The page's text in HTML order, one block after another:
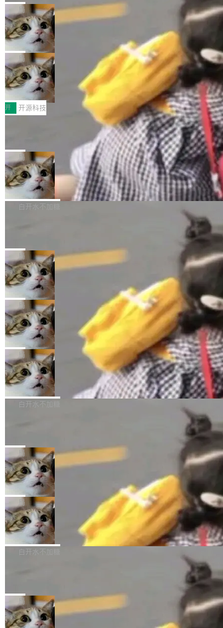
库之一。你的操作系统、浏览器、无数的基础设
施软件，很可能都在用它。而过去十年，维护它
的人一直在用业余...
gi?id=2019042">Bug&nbsp;2019042</a>）</l
i> <li>现在，助手可以直接使用 Exa 的网络搜索
结果回答问题，而无需将问题转交给搜索引擎。
（<a href="https://bugzilla.mozilla.org/show_
bug.cgi?id=204...
的 npm 包。项目的核心论点是：容器不适合 Ag
ent 计算。真正适合的，是 Isolate。 Cloudflare
工程师在这件事上没什么可谦虚的——他们用 W
orkers 跑了十年 Isolate。用 CEO Matthew Pri
nce 的话说：「我们一生都在用 Isolate 运行代
码，而 AI Agent 不需要容器，它们需要的是 Iso
late。」 容器为什么不合适 容器的问题在于启动
和销毁都太重了。一个 Agent 要执行的任务可能
只需要几毫秒的 CPU 时间，但容器从冷启动到
就绪要花数秒。如果未来有十...
局
OpenAI 公开邮件和聊天记录回应苹果
诉讼，称“Apple is getting this wron
g”
上个月，苹果一纸诉状把 OpenAI 告上法庭，指
控其挖角苹果前员工并窃取商业秘密。苹果的诉
状把 OpenAI 描述成一个系统性地从前东家挖
人、套取机密信息的对手。 OpenAI 没发律师
函，也没选择庭外沉默。它在官网贴了一篇博
文，标题只有六个字：Apple is getting this wro
ng。 然后，它把邮件往来和 iMessage 聊天记
录全贴了出来。 他发错人了 苹果外部律师 Gabr
iel Gross 来自 Weil 律所，2 月 23 日下午 5:53
给 OpenAI 总法律顾问 Che Chang 发了封邮
件，附了一封长信，要求 OpenAI 配合调查前苹
果员工带走机密信...
局
HUAWEI MatePad Edge上架WorkBu
ddy鸿蒙PC版，说话就能干活的AI办公
搭子
全能AI工作台WorkBuddy鸿蒙PC版上架HUAWE
I MatePad Edge应用市场，直接下载即可使
用，与鸿蒙电脑上的体验一致。值得一提的是，
这是目前市面上唯一支持平板接入WorkBuddy P
C版的产品，搭载“人机双写”重磅功能——你写
你的，AI写AI的，同屏协作互不干扰。一句话让
AI帮你干活，现在开启全新体验！ 温馨提示：
体验WorkBuddy鸿蒙PC版前，请将 HUAWEI M
atePad Edge 升级至 HarmonyOS 6.1.0.135S
P9 patch03及以上版本。 *升级路径：设置 > 搜
开 开源科技
FFmpeg 9.0 发布：代号“Lei”，以此纪
全球知名开源多媒体框架 FFmpeg 今天正式发
布了 9.0 版本。这个版本除了带来新一代音视频
处理能力和硬件加速支持之外，还有一个特殊之
处：FFmpeg 9.0 的代号是“Lei”。 这个名字，
来自中国开发者雷霄骅（Lei Xiaohua）。 对于
很多中国音视频开发者而言，这个名字并不陌
“启蒙老师”。 而今年，恰好是雷霄骅离世十周
年。FFmpeg 社区最终选择用一个大版本的名
字，留下了这份纪念。 雷霄骅曾是中国传媒大学
数字电视技术方向的博士生，长期从事视频、音
频技...
局
亚马逊成本失控：AI 写代码烧掉 1215
万元，超预算 860%
外媒近日曝光了亚马逊的多份内部报告显示，AI
导致公司在多个项目上超支。《金融时报》报道
编写程序，目标是完成电商平台作者信息与商品
列表的数据匹配 —— 一项常规的数据处理任
务，最终却产生了 180 万美元的账单，实际支出
超出原定预算 860%。 更令人意外的是，该项目
最终并未成功落地，而高额算力消耗持续运行长
达 5 个月，公司直到财务对账时才察觉异常。这
意味着一个无人看管的 AI 程序，在近半年时间
里日夜不停地"烧钱"。 复盘显示，...
白开水不加糖
e CEO Clément Delangue 在 CNBC 的采访里
没有拐弯抹角。他说中国正在赢得 AI 竞赛，而
且按目前的速度，中国 AI 工具预计在今年底或
2027 年就能追上美国前沿实验室的水平。 Dela
ngue 把原因归结为一件事：开放协作。中国的
AI 开发者在一个共享和协作的生态里加速迭代，
而美国模型厂商在"闭门造车"。他的原话是 "buil
ding in silos"——各自为战，互不通气。 这个判
断从他嘴里说出来分量不同。Hugging Face 是
全球最大的开源 AI 平台，上面跑着上百万个模
型。谁在开源赛道上领先，...
局
当 AI agent 把源码变成了最好的扩展系
统，开发者工具必须开源
五年前，David Crawshaw 问过很多软件工程师
一个问题：你写过什么给自己用的程序？答案几
乎都是没有。工程师们整天用别人写的程序写程
序给别人用。偶尔有人自己写个博客系统、智能
家居控制、家庭实验室，都算稀奇事。 Crawsh
aw 是 Shelley 的作者，一个开源 AI coding age
nt。他最近在博客上写了一篇文章，核心论点很
简单：开发者工具必须开源。 理由不是传统的自
由软件情怀，而是一个跟 AI agent 直接相关的
技术判断。 两行 prompt 就能个性化任何软件 C
局
DeepSeek Harness 宣布内测邀请，全
网最大规模开源 Agent 路演现场诞生
一条内测招募帖，发出去的时候大概没人想到它
会变成一场开源 Agent 生态的路演。 8月1日，
DeepSeek Harness 团队负责人崔添翼（tiany
i）在 X 上发帖： 「如果你是 Agent Harness 相
关开源项目的开发者，希望参加 DeepSeek Har
ness 的内测，可以回复或私信联系我。请附上
Harness 负责把能力落到真实环境中——调用工
具、读写文件、管理上下文、处理错误、完成闭
环。崔添翼招人的标...
局
商汤 SenseNova U1.5-Lite-Preview
开源
商汤科技宣布面向社区开源轻量级统一多模态模
型的预览版本 SenseNova U1.5-Lite-Preview。
理解、推理、生成与编辑，还仅以 8B-MoT 的轻
量大小，将能力推进到4K、更精细的真实质感、
更复杂的视觉控制和可持续迭代编辑。 相比 U
1，U1.5-Lite-Preview 在以下方向上带来了显著
提升： 原生支持4K图像生成； 更精细的局部纹
理、细节与真实世界质感； 更准确的中英文文字
生成与复杂版式组织； 更稳定的图...
白开水不加糖
nap。这次是 hwctl——一个用来检查 Ubuntu
硬件认证状态的命令行工具。 Canonical 工程师
Alan Griffiths 在邮件列表中说得很直白：「hwc
tl 是一个 Ubuntu 专有的包，它和它的依赖项都
是 Ubuntu 专有的，不会用在其他发行版上。」
所以 deb 版本的受众实际上为零。既然只有 Ub
untu 用户在用，那用 snap 打包就没什么可纠结
的。 从 deb 到 snap 的迁移路径 hwctl 是 rust-
hwlib 硬件 API 库的一部分，命令行工具负责查
局
Dario Amodei 担心新人来 Anthropic
只为金钱，不为使命
顶级 AI 研究员在两家公司之间来回跳，中间只
隔了几天。 Lilian Weng 上周刚宣布因健康原因
离开 Thinking Machines Lab，说自己作为联合
创始人的角色「太累了」。几天后，The Inform
ation 就曝出她将重回 OpenAI，负责递归自我
改进方向的研究。她是 Thinking Machines 过
一在人才争夺战中失血的公司。六月，Google
连失两员大将：Noam Shazeer 去了 Op...
局
FFmpeg 9.0 发布
FFmpeg 9.0 现已发布，包含多项改进。官方更
新日志列出的 9.0 版本主要更新内容如下： 扩
er HE-AAC 960 解码 (DAB+) transpose_cuda
filter 添加 AMF Frame Rate Converter (vf_frc
_amf) filter SMPTE 2094-50 元数据支持和直
白开水不加糖
Code 在 X 上发帖：「DeepSeek Flash did 8T
tokens on August 1st. 5T of free usage + 3T
on OpenCode Go.」79.8 万次浏览，连带着 #
局
NetBSD 11.0 正式发布